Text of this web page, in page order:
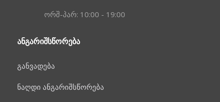
ორშ-პარ: 10:00 - 19:00
ᲐᲜᲒᲐᲠᲘᲨᲡᲬᲝᲠᲔᲑᲐ
განვადება
ნაღდი ანგარიშსწორება